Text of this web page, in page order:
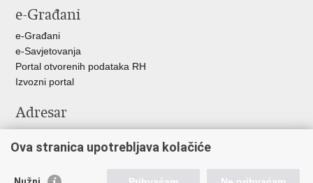
FacebookuTwitteru
e-Građani
e-Građani
e-Savjetovanja
Portal otvorenih podataka RH
Izvozni portal
Adresar
Adresar tijela javne vlasti
Ova stranica upotrebljava kolačiće